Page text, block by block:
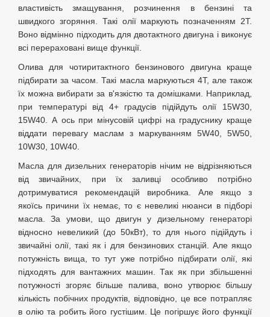
властивість змащування, розчинення в бензині та
швидкого згоряння. Такі олії маркують позначенням 2Т.
Воно відмінно підходить для двотактного двигуна і виконує
всі перераховані вище функції.
Олива для чотиритактного бензинового двигуна краще
підбирати за часом. Такі масла маркуються 4Т, але також
їх можна вибирати за в'язкістю та домішками. Наприклад,
при температурі від 4+ градусів підійдуть олії 15W30,
15W40. А ось при мінусовій цифрі на градуснику краще
віддати перевагу маслам з маркуванням 5W40, 5W50,
10W30, 10W40.
Масла для дизельних генераторів нічим не відрізняються
від звичайних, при їх заливці особливо потрібно
дотримуватися рекомендацій виробника. Але якщо з
якоїсь причини їх немає, то є невеликі нюанси в підборі
масла. За умови, що двигун у дизельному генераторі
відносно невеликий (до 50кВт), то для нього підійдуть і
звичайні олії, такі як і для бензинових станцій. Але якщо
потужність вища, то тут уже потрібно підбирати олії, які
підходять для вантажних машин. Так як при збільшенні
потужності згоряє більше палива, воно утворює більшу
кількість побічних продуктів, відповідно, це все потрапляє
в олію та робить його густішим. Це погіршує його функції